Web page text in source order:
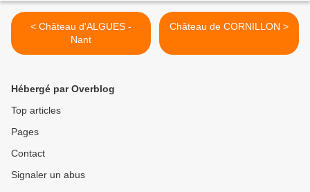
< Château d'ALGUES -
Nant
Château de CORNILLON >
Hébergé par Overblog
Top articles
Pages
Contact
Signaler un abus